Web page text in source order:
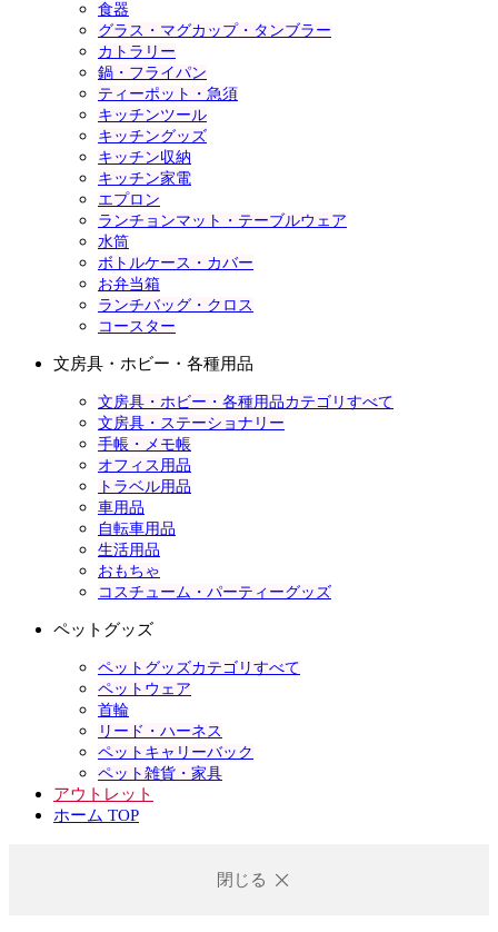
食器
グラス・マグカップ・タンブラー
カトラリー
鍋・フライパン
ティーポット・急須
キッチンツール
キッチングッズ
キッチン収納
キッチン家電
エプロン
ランチョンマット・テーブルウェア
水筒
ボトルケース・カバー
お弁当箱
ランチバッグ・クロス
コースター
文房具・ホビー・各種用品
文房具・ホビー・各種用品カテゴリすべて
文房具・ステーショナリー
手帳・メモ帳
オフィス用品
トラベル用品
車用品
自転車用品
生活用品
おもちゃ
コスチューム・パーティーグッズ
ペットグッズ
ペットグッズカテゴリすべて
ペットウェア
首輪
リード・ハーネス
ペットキャリーバック
ペット雑貨・家具
アウトレット
ホーム TOP
閉じる